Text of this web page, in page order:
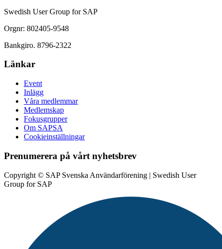
Swedish User Group for SAP
Orgnr: 802405-9548
Bankgiro. 8796-2322
Länkar
Event
Inlägg
Våra medlemmar
Medlemskap
Fokusgrupper
Om SAPSA
Cookieinställningar
Prenumerera på vårt nyhetsbrev
Copyright © SAP Svenska Användarförening | Swedish User
Group for SAP